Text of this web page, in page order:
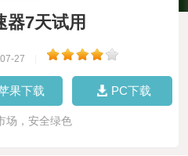
器7天试用
27
果下载 PC下载
场，安全绿色